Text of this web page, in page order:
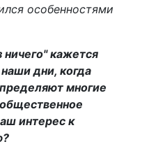
особенностями
кажется
дни, когда
многие
интерес к